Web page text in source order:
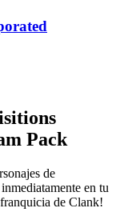
Pack
de
en tu
de Clank!